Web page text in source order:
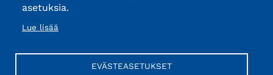
asetuksia.
Lue lisää
EVÄSTEASETUKSET